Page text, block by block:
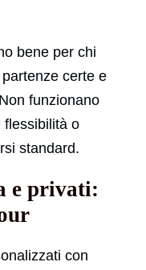
bene per chi
certe e
funzionano
flessibilità o
standard.
e privati:
con